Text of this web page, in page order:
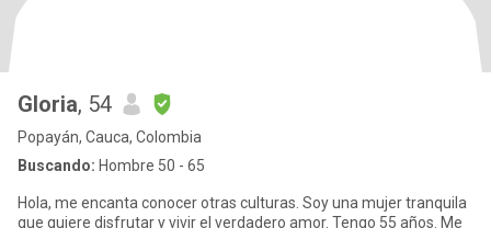
Gloria, 54
Popayán, Cauca, Colombia
Buscando: Hombre 50 - 65
Hola, me encanta conocer otras culturas. Soy una mujer tranquila
que quiere disfrutar y vivir el verdadero amor. Tengo 55 años. Me